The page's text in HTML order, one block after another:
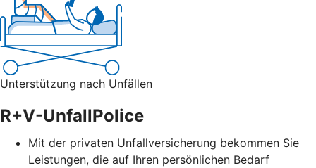
Unterstützung nach Unfällen
R+V-UnfallPolice
Mit der privaten Unfallversicherung bekommen Sie
Leistungen, die auf Ihren persönlichen Bedarf